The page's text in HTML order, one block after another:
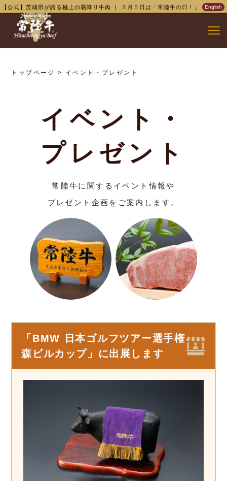
【公式】茨城県が誇る極上の霜降り牛肉 | ３月５日は「常陸牛の日！」 English
トップページ > イベント・プレゼント
イベント・
プレゼント
常陸牛に関するイベント情報や
プレゼント企画をご案内します。
「BMW 日本ゴルフツアー選手権
森ビルカップ」に出展します